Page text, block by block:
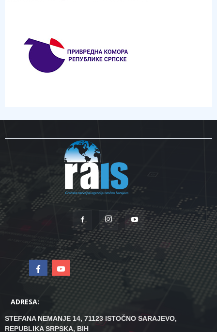
ADRESA:
STEFANA NEMANJE 14, 71123 ISTOČNO SARAJEVO,
REPUBLIKA SRPSKA, BIH